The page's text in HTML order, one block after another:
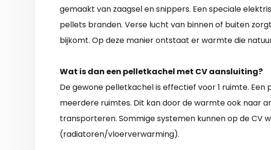
gemaakt van zaagsel en snippers. Een speciale
pellets branden. Verse lucht van binnen of buiten
bijkomt. Op deze manier ontstaat er warmte die
Wat is dan een pelletkachel met CV aansluiting?
De gewone pelletkachel is effectief voor 1 ruimte.
meerdere ruimtes. Dit kan door de warmte ook naar
transporteren. Sommige systemen kunnen op de CV
(radiatoren/vloerverwarming).